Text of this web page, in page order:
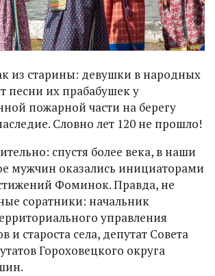
из старины: девушки в народных
песни их прабабушек у
пожарной части на берегу
Словно лет 120 не прошло!
спустя более века, в наши
мужчин оказались инициаторами
Фоминок. Правда, не
соратники: начальник
управления
и староста села, депутат Совета
Гороховецкого округа